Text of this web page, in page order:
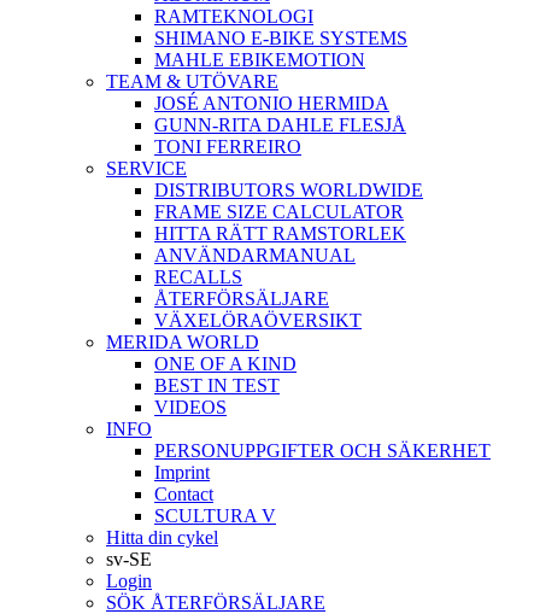
RAMTEKNOLOGI
SHIMANO E-BIKE SYSTEMS
MAHLE EBIKEMOTION
TEAM & UTÖVARE
JOSÉ ANTONIO HERMIDA
GUNN-RITA DAHLE FLESJÅ
TONI FERREIRO
SERVICE
DISTRIBUTORS WORLDWIDE
FRAME SIZE CALCULATOR
HITTA RÄTT RAMSTORLEK
ANVÄNDARMANUAL
RECALLS
ÅTERFÖRSÄLJARE
VÄXELÖRAÖVERSIKT
MERIDA WORLD
ONE OF A KIND
BEST IN TEST
VIDEOS
INFO
PERSONUPPGIFTER OCH SÄKERHET
Imprint
Contact
SCULTURA V
Hitta din cykel
sv-SE
Login
SÖK ÅTERFÖRSÄLJARE